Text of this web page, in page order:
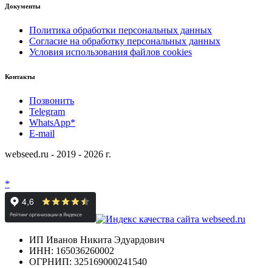
Документы
Политика обработки персональных данных
Согласие на обработку персональных данных
Условия использования файлов cookies
Контакты
Позвонить
Telegram
WhatsApp*
E-mail
webseed.ru - 2019 - 2026 г.
*
ИП Иванов Никита Эдуардович
ИНН: 165036260002
ОГРНИП: 325169000241540